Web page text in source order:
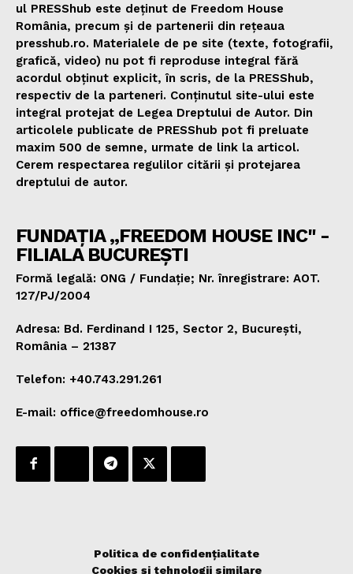
ul PRESShub este deținut de Freedom House
România, precum și de partenerii din rețeaua
presshub.ro. Materialele de pe site (texte, fotografii,
grafică, video) nu pot fi reproduse integral fără
acordul obținut explicit, în scris, de la PRESShub,
respectiv de la parteneri. Conținutul site-ului este
integral protejat de Legea Dreptului de Autor. Din
articolele publicate de PRESShub pot fi preluate
maxim 500 de semne, urmate de link la articol.
Cerem respectarea regulilor citării și protejarea
dreptului de autor.
FUNDAȚIA „FREEDOM HOUSE INC" -
FILIALA BUCUREȘTI
Formă legală: ONG / Fundație; Nr. înregistrare: AOT.
127/PJ/2004
Adresa: Bd. Ferdinand I 125, Sector 2, București,
România – 21387
Telefon: +40.743.291.261
E-mail: office@freedomhouse.ro
Politica de confidențialitate
Cookies și tehnologii similare